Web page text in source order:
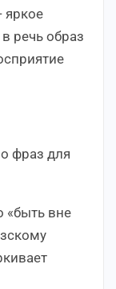
яркое
речь образ
фраз для
«быть вне